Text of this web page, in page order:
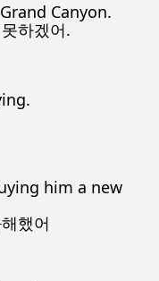
Canyon.
하겠어.
him a new
했어